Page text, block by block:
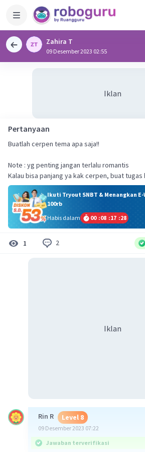
Zahira T
09 Desember 2023 02:55
Iklan
Pertanyaan
Buatlah cerpen tema apa saja!!
Note : yg penting jangan terlalu romantis
Kalau bisa panjang ya kak cerpen, buat tugas
Ikuti Tryout SNBT & Menangkan
100rb
Habis dalam
00 :08 :17 :28
1 2
Iklan
Rin R Level 8
09 Desember 2023 07:22
Jawaban terverifikasi